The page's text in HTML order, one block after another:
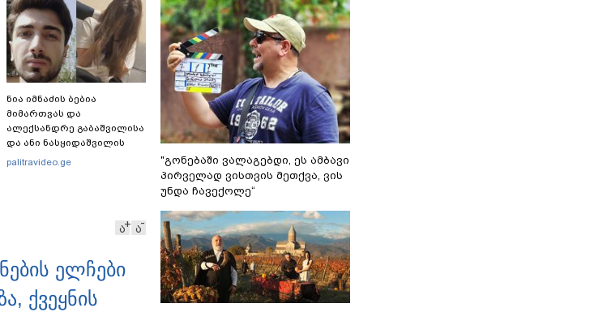
ნია იმნაძის ბებია
მიმართვას და
ალექსანდრე გაბაშვილისა
და ანი ნასყიდაშვილის
პირადი მიმოწერის
palitravideo.ge
ა ა
ელჩები
ქვეყნის
"გონებაში ვალაგებდი, ეს ამბავი
პირველად ვისთვის მეთქვა, ვის
უნდა ჩავექოლე“